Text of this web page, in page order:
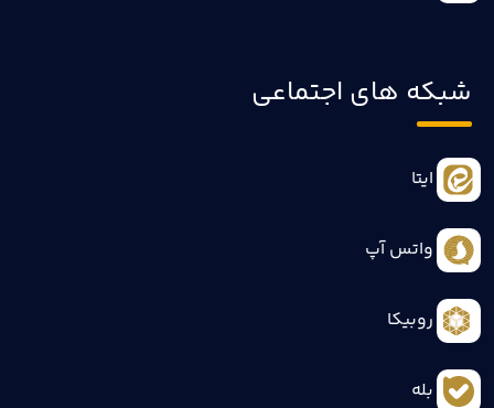
شبکه های اجتماعی
ایتا
واتس آپ
روبیکا
بله